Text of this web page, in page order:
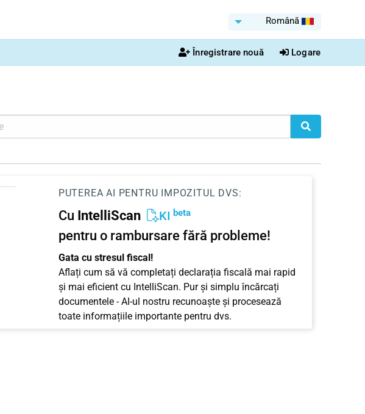
Română
Înregistrare nouă Logare
PUTEREA AI PENTRU IMPOZITUL DVS:
Cu IntelliScan KI beta
pentru o rambursare fără probleme!
Gata cu stresul fiscal!
Aflați cum să vă completați declarația fiscală mai rapid
și mai eficient cu IntelliScan. Pur și simplu încărcați
documentele - AI-ul nostru recunoaște și procesează
toate informațiile importante pentru dvs.